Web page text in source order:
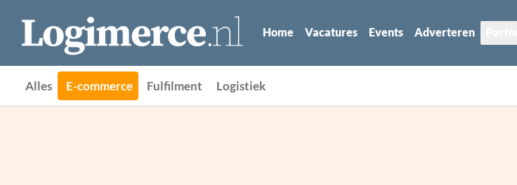
Home Vacatures Events Adverteren
Alles E-commerce Fulfilment Logistiek